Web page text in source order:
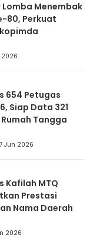
Menembak
80, Perkuat
2026
654 Petugas
Siap Data 321
Tangga
Jun 2026
Kafilah MTQ
Prestasi
Nama Daerah
2026